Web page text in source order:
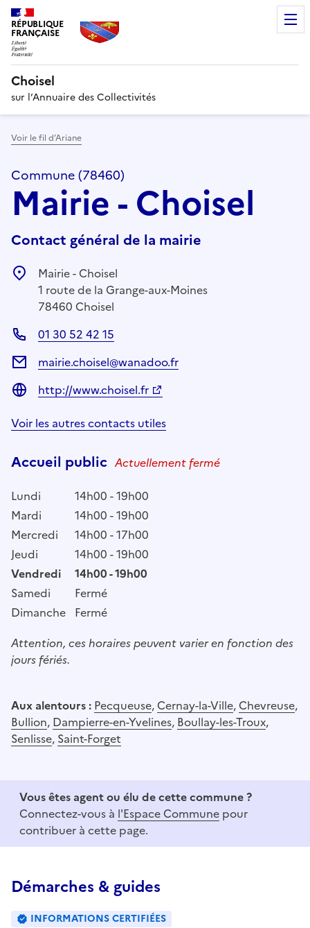
RÉPUBLIQUE
FRANÇAISE
Choisel
sur l’Annuaire des Collectivités
Voir le fil d’Ariane
Commune (78460)
Mairie - Choisel
Contact général de la mairie
Mairie - Choisel
1 route de la Grange-aux-Moines
78460 Choisel
01 30 52 42 15
mairie.choisel@wanadoo.fr
http://www.choisel.fr
Voir les autres contacts utiles
Accueil public Actuellement fermé
Lundi
14h00 - 19h00
Mardi
14h00 - 19h00
Mercredi
14h00 - 17h00
Jeudi
14h00 - 19h00
Vendredi
14h00 - 19h00
Samedi
Fermé
Dimanche Fermé
Attention, ces horaires peuvent varier en fonction des
jours fériés.
Aux alentours : Pecqueuse, Cernay-la-Ville, Chevreuse,
Bullion, Dampierre-en-Yvelines, Boullay-les-Troux,
Senlisse, Saint-Forget
Vous êtes agent ou élu de cette commune ?
Connectez-vous à l'Espace Commune pour
contribuer à cette page.
Démarches & guides
INFORMATIONS CERTIFIÉES